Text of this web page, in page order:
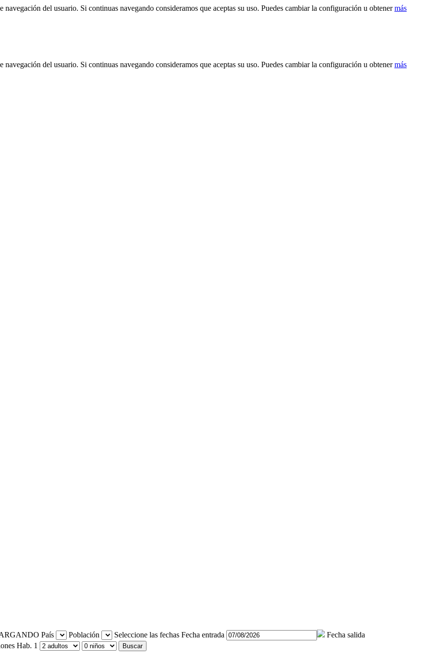
del usuario. Si continuas navegando consideramos que aceptas su uso. Puedes cambiar la configuración u obtenermás
del usuario. Si continuas navegando consideramos que aceptas su uso. Puedes cambiar la configuración u obtenermás
País Población Seleccione las fechas Fecha entrada
Fecha salida
Hab. 1 Buscar